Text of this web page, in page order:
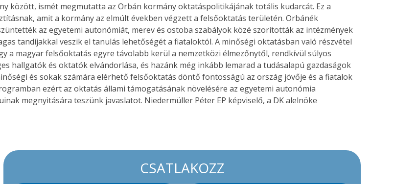
között, ismét megmutatta az Orbán kormány oktatáspolitikájának totális kudarcát. Ez a
amit a kormány az elmúlt években végzett a felsőoktatás területén. Orbánék
az egyetemi autonómiát, merev és ostoba szabályok közé szorították az intézmények
tandíjakkal veszik el tanulás lehetőségét a fiataloktól. A minőségi oktatásban való részvétel
a magyar felsőoktatás egyre távolabb kerül a nemzetközi élmezőnytől, rendkívül súlyos
hallgatók és oktatók elvándorlása, és hazánk még inkább lemarad a tudásalapú gazdaságok
és sokak számára elérhető felsőoktatás döntő fontosságú az ország jövője és a fiatalok
ezért az oktatás állami támogatásának növelésére az egyetemi autonómia
megnyitására teszünk javaslatot. Niedermüller Péter EP képviselő, a DK alelnöke
CSATLAKOZZ